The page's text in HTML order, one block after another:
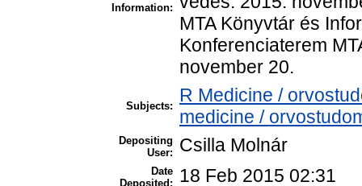
Information:
MTA Könyvtár és
Konferenciaterem
november 20.
Subjects:
R Medicine /
medicine /
Depositing
User:
Csilla Molnár
Date
Deposited:
18 Feb 2015 02:31